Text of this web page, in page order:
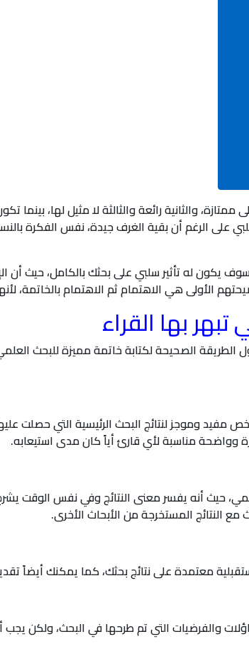
والثانية رائعة والثالثة لا مثيل لها، بينما
على الرغم أن بقية الغرف جيدة، نفس الفكرة
يكون له تأثير سلبي على بحثك بالكامل، حيث أن
الأولى هي الاهتمام ثم الاهتمام بالخاتمة،
بها القراء
الطريقة الصحيحة لكتابة خاتمة مميزة للبحث
وموجز لنتائج البحث الرئيسية التي حصلت
مناسبة لأي قارئ أياً كان مدى استيعابه.
حيث أنه يفسر معنى النتائج وفي نفس
النتائج المستخرجة من الأبحاث الأخرى.
معتمدة على نتائج بحثك، كما يمكنك أيضاً
والفرضيات التي تم طرحها في البحث، ولكن